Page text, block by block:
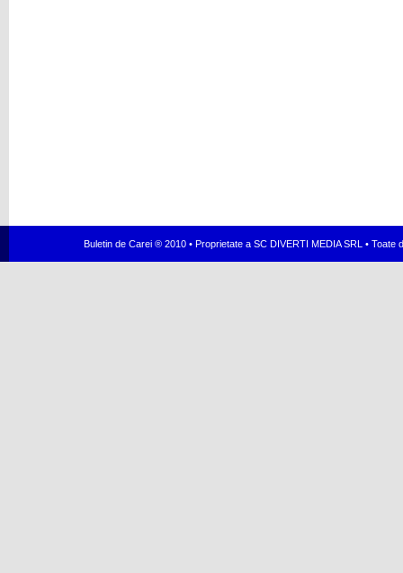
Buletin de Carei ® 2010 • Proprietate a SC DIVERTI MEDIA SRL •